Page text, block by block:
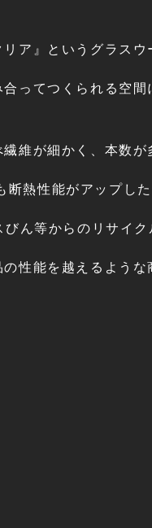
ア』というグラスウ
ってつくられる空
維が細かく、本数
熱性能がアップした
ん等からのリサイク
性能を越えるよう